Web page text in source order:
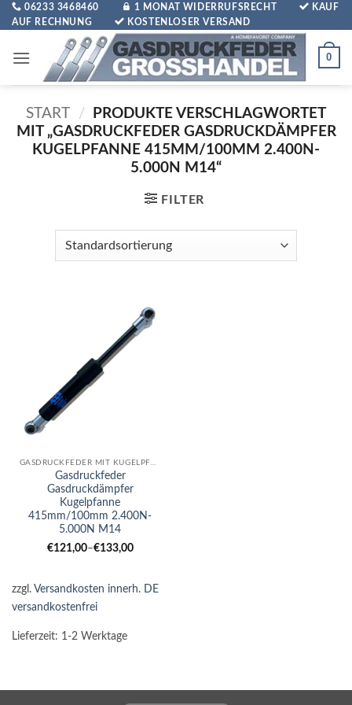
Zum
Inhalt
06233 3468460 1 MONAT WIDERRUFSRECHT
KAUF
AUF RECHNUNG
KOSTENLOSER VERSAND
0
START /
PRODUKTE VERSCHLAGWORTET
MIT „GASDRUCKFEDER GASDRUCKDÄMPFER
KUGELPFANNE 415MM/100MM 2.400N-
5.000N M14“
FILTER
GASDRUCKFEDER MIT KUGELPFANNE
Gasdruckfeder
Gasdruckdämpfer
Kugelpfanne
415mm/100mm 2.400N-
5.000N M14
€121,00–€133,00
zzgl. Versandkosten innerh. DE
versandkostenfrei
Lieferzeit: 1-2 Werktage